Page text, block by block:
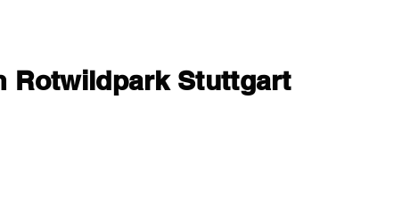
Rotwildpark Stuttgart